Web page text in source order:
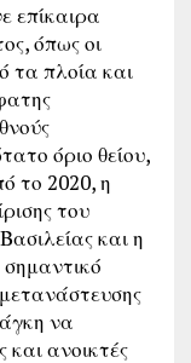
επίκαιρα
όπως οι
τα πλοία και
όριο θείου,
το 2020, η
του
και η
να
και ανοικτές